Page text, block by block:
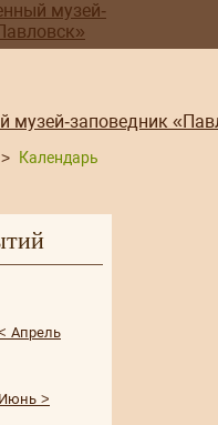
>
Календарь
Апрель
Июнь >